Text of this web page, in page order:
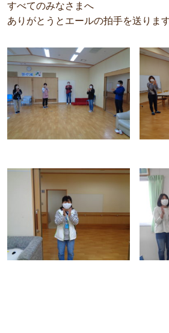
すべてのみなさまへ
ありがとうとエールの拍手を送ります